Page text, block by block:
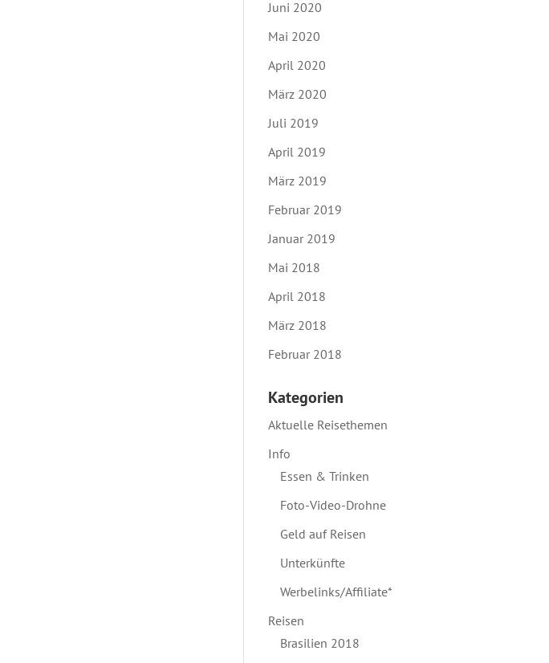
Juni 2020
Mai 2020
April 2020
März 2020
Juli 2019
April 2019
März 2019
Februar 2019
Januar 2019
Mai 2018
April 2018
März 2018
Februar 2018
Kategorien
Aktuelle Reisethemen
Info
Essen & Trinken
Foto-Video-Drohne
Geld auf Reisen
Unterkünfte
Werbelinks/Affiliate*
Reisen
Brasilien 2018